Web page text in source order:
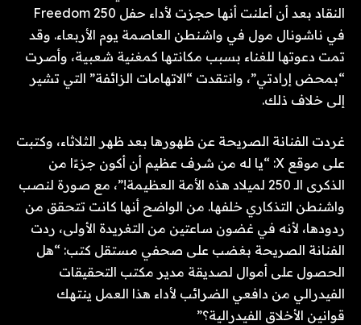
النقاد بعد أن أعلنت أنها حجزت لأداء حفل Freedom 250
في ناشونال مول في واشنطن العاصمة يوم الأربعاء. وقد
تمت دعوتها للغناء بسبب مكانتها كمغنية شعبية، وأصرت
“بمحض إرادتي”، وانتقدت “الاتهامات الزائفة” التي تشير
إلى خلاف ذلك.
غردت الفنانة الصريحة عن ظهورها بعد ظهر الثلاثاء، وكتبت
على موقع X: “يا له من شرف عظيم أن أكون جزءًا من
الذكرى الـ 250 لميلاد هذه الأمة العظيمة!”، مع صورة لنصب
واشنطن التذكاري خلفها. من الواضح أنها كانت تتحقق من
ردودها، لأنه في غضون ساعتين من التغريدة الأولى، ردت
الفنانة الصريحة بغضب على صحفي مستقل كتب: “هل
الحصول على أموال لصديقة مدير مكتب التحقيقات
الفيدرالي من دافعي الضرائب لأداء هذا العمل ينتهك
قوانين الأخلاق الفيدرالية؟”